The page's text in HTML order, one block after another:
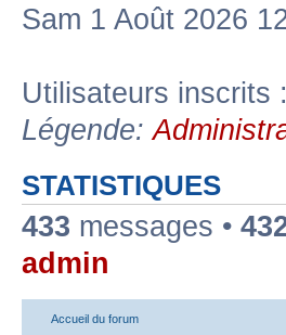
Sam 1 Août 2026
Utilisateurs inscrits
Légende:
STATISTIQUES
433 messages •
admin
Accueil du forum